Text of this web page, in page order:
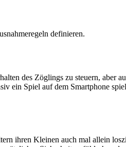
definieren.
des Zöglings zu steuern, aber
ein Spiel auf dem Smartphone
ihren Kleinen auch mal allein